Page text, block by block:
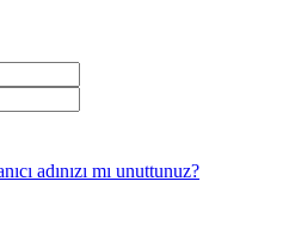
adınızı mı unuttunuz?